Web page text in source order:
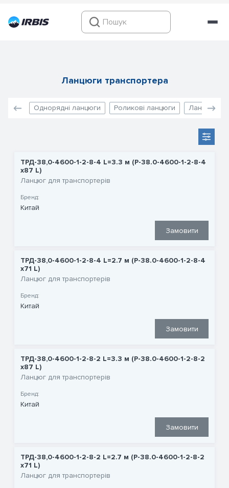
Ланцюги транспортера
Однорядні ланцюги Роликові ланцюги Ланцюги
ТРД-38,0-4600-1-2-8-4 L=3.3 м (P-38.0-4600-1-2-8-4
x87 L)
Ланцюг для транспортерів
Бренд:
Китай
Замовити
ТРД-38,0-4600-1-2-8-4 L=2.7 м (P-38.0-4600-1-2-8-4
x71 L)
Ланцюг для транспортерів
Бренд:
Китай
Замовити
ТРД-38,0-4600-1-2-8-2 L=3.3 м (P-38.0-4600-1-2-8-2
x87 L)
Ланцюг для транспортерів
Бренд:
Китай
Замовити
ТРД-38,0-4600-1-2-8-2 L=2.7 м (P-38.0-4600-1-2-8-2
x71 L)
Ланцюг для транспортерів